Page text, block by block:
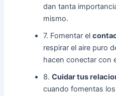
dan tanta
mismo.
7. Fomentar el
respirar el aire puro
hacen conectar con
8.Cuidar tus
cuando fomentas